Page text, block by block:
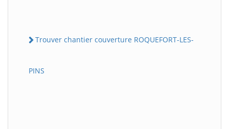
Trouver chantier couverture ROQUEFORT-LES-
PINS